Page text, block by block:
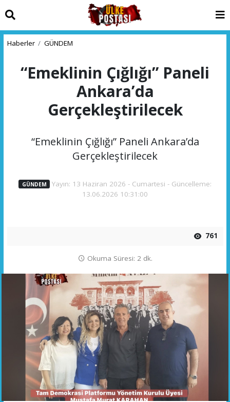
Haberler GÜNDEM
“Emeklinin Çığlığı” Paneli
Ankara’da
Gerçekleştirilecek
“Emeklinin Çığlığı” Paneli Ankara’da
Gerçekleştirilecek
GÜNDEM
Yayın: 13 Haziran 2026 - Cumartesi - Güncelleme:
13.06.2026 10:31:00
761
Okuma Süresi: 2 dk.